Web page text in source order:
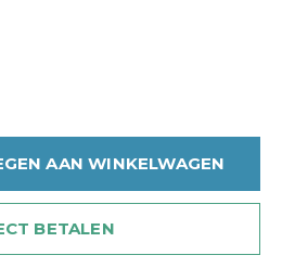
AAN WINKELWAGEN
BETALEN